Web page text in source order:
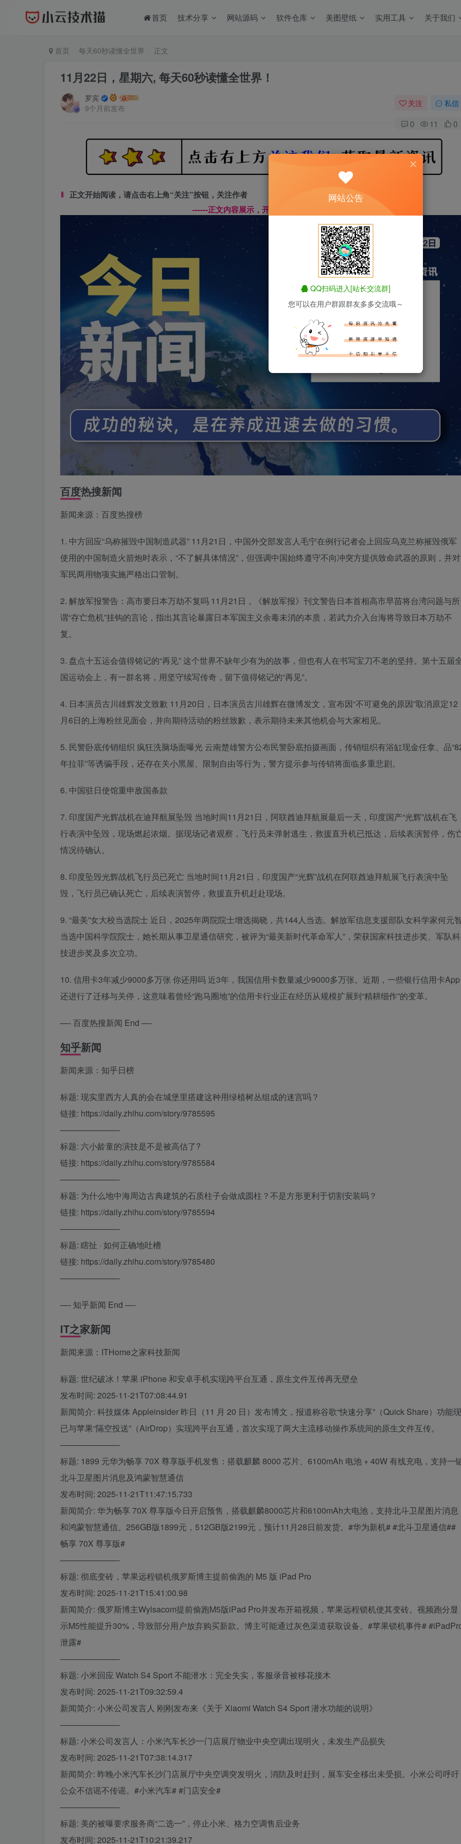
首页 技术分享 网站源码 软件仓库 美图壁纸 实用工具 关于我们
首页 每天60秒读懂全世界 正文
11月22日，星期六, 每天60秒读懂全世界！
罗宾
9个月前发布
关注 私信
0 11 0
正文开始阅读，请点击右上角“关注”按钮，关注作者
------正文内容展示，开始汲取新知识------
百度热搜新闻
新闻来源：百度热搜榜
1. 中方回应“乌称摧毁中国制造武器” 11月21日，中国外交部发言人毛宁在例行记者会上回应乌克兰称摧毁俄军
使用的中国制造火箭炮时表示，“不了解具体情况”，但强调中国始终遵守不向冲突方提供致命武器的原则，并对
军民两用物项实施严格出口管制。‌‌
2. 解放军报警告：高市要日本万劫不复吗 11月21日，《解放军报》刊文警告日本首相高市早苗将台湾问题与所
谓“存亡危机”挂钩的言论，指出其言论暴露日本军国主义余毒未消的本质，若武力介入台海将导致日本万劫不
复。
3. 盘点十五运会值得铭记的“再见” 这个世界不缺年少有为的故事，但也有人在书写宝刀不老的坚持。第十五届
国运动会上，有一群名将，用坚守续写传奇，留下值得铭记的“再见”。
4. 日本演员古川雄辉发文致歉 11月20日，日本演员古川雄辉在微博发文，宣布因“不可避免的原因”取消原定12
月6日的上海粉丝见面会，并向期待活动的粉丝致歉，表示期待未来其他机会与大家相见。
5. 民警卧底传销组织 疯狂洗脑场面曝光 云南楚雄警方公布民警卧底拍摄画面，传销组织有浴缸现金任拿、品
年拉菲”等诱骗手段，还存在关小黑屋、限制自由等行为，警方提示参与传销将面临多重悲剧。
6. 中国驻日使馆重申敌国条款
7. 印度国产光辉战机在迪拜航展坠毁 当地时间11月21日，阿联酋迪拜航展最后一天，印度国产“光辉”战机在飞
行表演中坠毁，现场燃起浓烟。据现场记者观察，飞行员未弹射逃生，救援直升机已抵达，后续表演暂停，伤
情况待确认。
8. 印度坠毁光辉战机飞行员已死亡 当地时间11月21日，印度国产“光辉”战机在阿联酋迪拜航展飞行表演中坠
毁，飞行员已确认死亡，后续表演暂停，救援直升机赶赴现场。
9. “最美”女大校当选院士 近日，2025年两院院士增选揭晓，共144人当选。解放军信息支援部队女科学家何元
当选中国科学院院士，她长期从事卫星通信研究，被评为“最美新时代革命军人”，荣获国家科技进步奖、军队科
技进步奖及多次立功。
10. 信用卡3年减少9000多万张 你还用吗 近3年，我国信用卡数量减少9000多万张。近期，一些银行信用卡App
还进行了迁移与关停，这意味着曾经“跑马圈地”的信用卡行业正在经历从规模扩展到“精耕细作”的变革。
—- 百度热搜新闻 End —-
知乎新闻
新闻来源：知乎日榜
标题: 现实里西方人真的会在城堡里搭建这种用绿植树丛组成的迷宫吗？
链接: https://daily.zhihu.com/story/9785595
———————-
标题: 六小龄童的演技是不是被高估了?
链接: https://daily.zhihu.com/story/9785584
———————-
标题: 为什么地中海周边古典建筑的石质柱子会做成圆柱？不是方形更利于切割安装吗？
链接: https://daily.zhihu.com/story/9785594
———————-
标题: 瞎扯 · 如何正确地吐槽
链接: https://daily.zhihu.com/story/9785480
———————-
—- 知乎新闻 End —-
IT之家新闻
新闻来源：ITHome之家科技新闻
标题: 世纪破冰！苹果 iPhone 和安卓手机实现跨平台互通，原生文件互传再无壁垒
发布时间: 2025-11-21T07:08:44.91
新闻简介: 科技媒体 Appleinsider 昨日（11 月 20 日）发布博文，报道称谷歌“快速分享”（Quick Share）功能现
已与苹果“隔空投送”（AirDrop）实现跨平台互通，首次实现了两大主流移动操作系统间的原生文件互传。
———————-
标题: 1899 元华为畅享 70X 尊享版手机发售：搭载麒麟 8000 芯片、6100mAh 电池 + 40W 有线充电，支持一
北斗卫星图片消息及鸿蒙智慧通信
发布时间: 2025-11-21T11:47:15.733
新闻简介: 华为畅享 70X 尊享版今日开启预售，搭载麒麟8000芯片和6100mAh大电池，支持北斗卫星图片消息
和鸿蒙智慧通信。256GB版1899元，512GB版2199元，预计11月28日前发货。#华为新机# #北斗卫星通信##
畅享 70X 尊享版#
———————-
标题: 彻底变砖，苹果远程锁机俄罗斯博主提前偷跑的 M5 版 iPad Pro
发布时间: 2025-11-21T15:41:00.98
新闻简介: 俄罗斯博主Wylsacom提前偷跑M5版iPad Pro并发布开箱视频，苹果远程锁机使其变砖。视频跑分显
示M5性能提升30%，导致部分用户放弃购买新款。博主可能通过灰色渠道获取设备。#苹果锁机事件#
泄露#
———————-
标题: 小米回应 Watch S4 Sport 不能潜水：完全失实，客服录音被移花接木
发布时间: 2025-11-21T09:32:59.4
新闻简介: 小米公司发言人 刚刚发布来《关于 Xiaomi Watch S4 Sport 潜水功能的说明》
———————-
标题: 小米公司发言人：小米汽车长沙一门店展厅物业中央空调出现明火，未发生产品损失
发布时间: 2025-11-21T07:38:14.317
新闻简介: 昨晚小米汽车长沙门店展厅中央空调突发明火，消防及时赶到，展车安全移出未受损。小米公司呼吁
公众不信谣不传谣。#小米汽车# #门店安全#
———————-
标题: 美的被曝要求服务商“二选一”，停止小米、格力空调售后业务
发布时间: 2025-11-21T10:21:39.217
网站公告
QQ扫码进入[站长交流群]
您可以在用户群跟群友多多交流哦～